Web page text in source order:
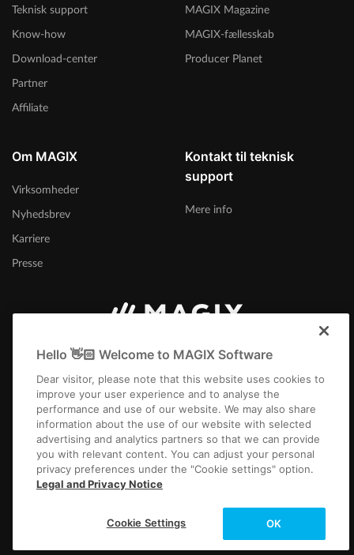
Teknisk support
Know-how
Download-center
Partner
Affiliate
MAGIX Magazine
MAGIX-fællesskab
Producer Planet
Om MAGIX
Virksomheder
Nyhedsbrev
Karriere
Presse
Kontakt til teknisk
support
Mere info
International
KolofonGenerelle forretningsbetingelser KonkurrencevilkårPrivacy
Cookie settingsSlutbrugerlicens (EULA)Betaling / forsendelse
Annuller kontrakt
registered trademarks of their respective owners.
Hello 👋🏻 Welcome to MAGIX Software
Dear visitor, please note that this website uses cookies to
improve your user experience and to analyse the
performance and use of our website. We may also share
information about the use of our website with selected
advertising and analytics partners so that we can provide
you with relevant content. You can adjust your personal
privacy preferences under the "Cookie settings" option.
Legal and Privacy Notice
OK
Cookie Settings